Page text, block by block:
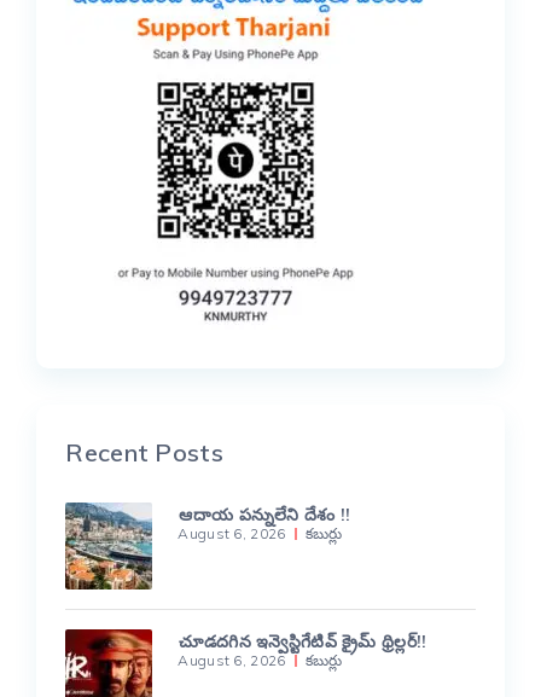
Recent Posts
ఆదాయ పన్నులేని దేశం !!
August 6, 2026 కబుర్లు
చూడదగిన ఇన్వెస్టిగేటివ్ క్రైమ్ థ్రిల్లర్!!
August 6, 2026 కబుర్లు